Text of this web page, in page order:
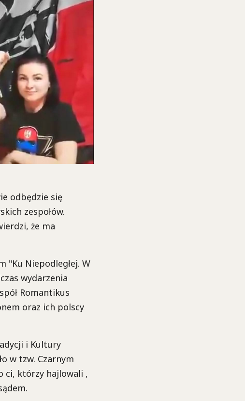
odbędzie się
zespołów.
że ma
"Ku Niepodległej. W
wydarzenia
Romantikus
oraz ich polscy
i Kultury
w tzw. Czarnym
ci, którzy hajlowali ,